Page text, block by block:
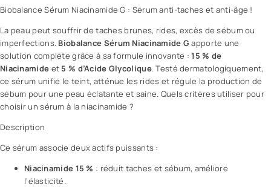
Biobalance Sérum Niacinamide G : Sérum anti-taches et anti-âge !
La peau peut souffrir de taches brunes, rides, excès de sébumou
imperfections. Biobalance Sérum Niacinamide G apporte une
solution complète grâce à sa formule innovante :15 % de
Niacinamide et 5 % d’Acide Glycolique. Testé dermatologiquement,
ce sérum unifie le teint, atténue les rides et régule la production de
sébum pour une peau éclatante et saine. Quels critères utiliser pour
choisir un sérum à la niacinamide ?
Description
Ce sérum associe deux actifs puissants :
Niacinamide 15 % : réduit taches et sébum, améliore
l’élasticité.